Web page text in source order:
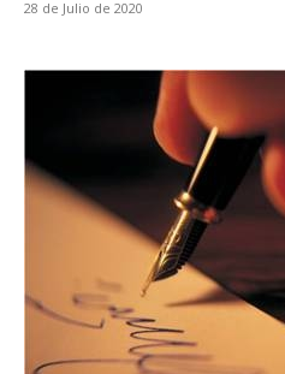
28 de Julio de 2020